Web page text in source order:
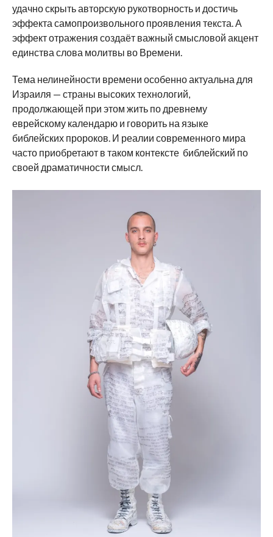
удачно скрыть авторскую рукотворность и достичь
эффекта самопроизвольного проявления текста. А
эффект отражения создаёт важный смысловой акцент
единства слова молитвы во Времени.
Тема нелинейности времени особенно актуальна для
Израиля — страны высоких технологий,
продолжающей при этом жить по древнему
еврейскому календарю и говорить на языке
библейских пророков. И реалии современного мира
часто приобретают в таком контексте библейский по
своей драматичности смысл.